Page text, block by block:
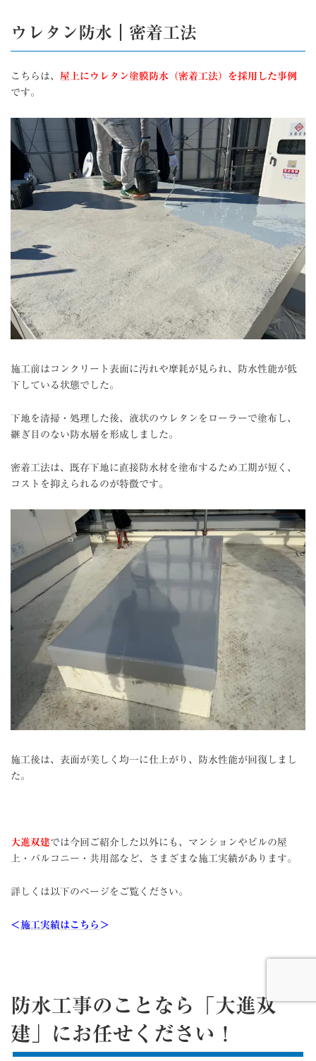
ウレタン防水｜密着工法
こちらは、 屋上にウレタン塗膜防水（密着工法）を採用した事例
です。
施工前はコンクリート表面に汚れや摩耗が見られ、防水性能が低
下している状態でした。
下地を清掃・処理した後、液状のウレタンをローラーで塗布し、
継ぎ目のない防水層を形成しました。
密着工法は、既存下地に直接防水材を塗布するため工期が短く、
コストを抑えられるのが特徴です。
施工後は、表面が美しく均一に仕上がり、防水性能が回復しまし
た。
大進双建では今回ご紹介した以外にも、マンションやビルの屋
上・バルコニー・共用部など、さまざまな施工実績があります。
詳しくは以下のページをご覧ください。
＜ 施工実績はこちら ＞
防水工事のことなら「大進双
建」にお任せください！